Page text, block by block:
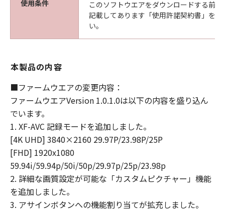
ありません。また、「許諾ソフトウェア」
のアップデート、バグの修正またはサポー
(1) 「許諾ソフトウェア」は、『現状有姿
ノン、キヤノンの子会社、それらの販売代
理店および販売店、並びに、その他「許諾
ソフトウェア」の取扱者および頒布者は、
「許諾ソフトウェア」に関して、商品性お
よび特定の目的への適合性の保証を含め、
いかなる保証も、明示たると黙示たるとを
問わず一切しないものとします。
(2) キヤノン、キヤノンの子会社、それらの
販売代理店および販売店、並びに、その他
「許諾ソフトウェア」の取扱者および頒布
使用条件
このソフトウエアをダウンロードする前
記載してあります「使用許諾契約書」を
い。
本製品の内容
■ファームウエアの変更内容：
ファームウエアVersion 1.0.1.0は以下の内容を盛り込ん
でいます。
1. XF-AVC 記録モードを追加しました。
[4K UHD] 3840×2160 29.97P/23.98P/25P
[FHD] 1920x1080
59.94i/59.94p/50i/50p/29.97p/25p/23.98p
2. 詳細な画質設定が可能な「カスタムピクチャー」機能
を追加しました。
3. アサインボタンへの機能割り当てが拡充しました。